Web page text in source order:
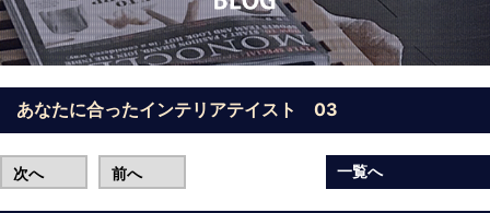
あなたに合ったインテリアテイスト 03
次へ 前へ 一覧へ